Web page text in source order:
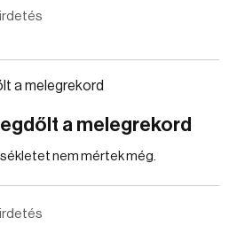
a melegrekord
nem mértek még.